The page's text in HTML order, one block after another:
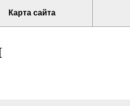
Карта сайта